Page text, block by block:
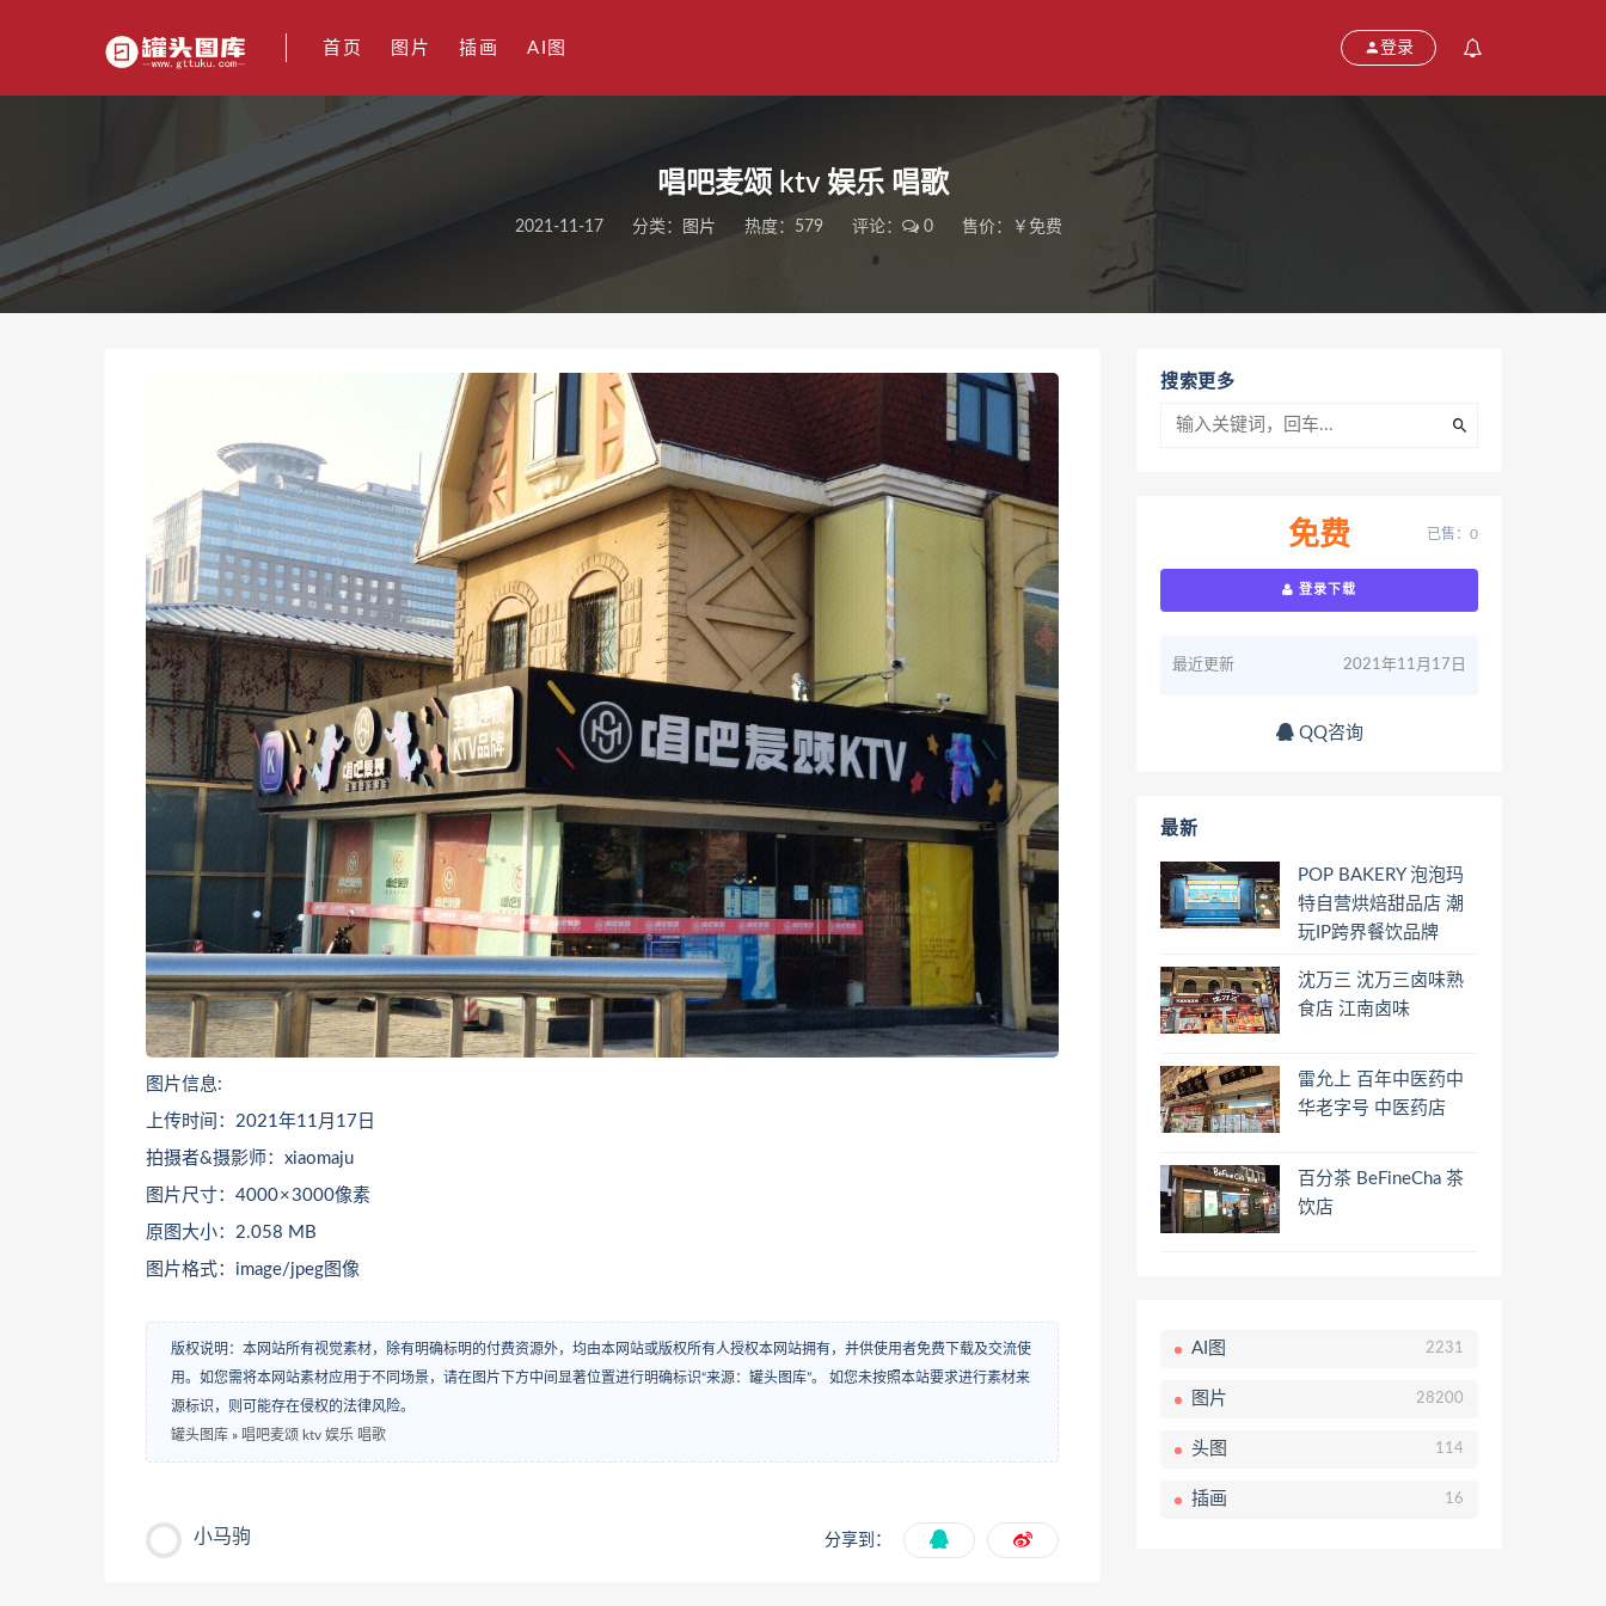
首页 图片 插画 AI图 登录
唱吧麦颂 ktv 娱乐 唱歌
2021-11-17 分类： 图片 热度：579 评论： 0 售价：￥免费
图片信息:
上传时间：2021年11月17日
拍摄者&摄影师：xiaomaju
图片尺寸：4000 × 3000像素
原图大小：2.058 MB
图片格式：image/jpeg图像
版权说明：本网站所有视觉素材，除有明确标明的付费资源外，均由本网站或版权所有人授权本网站拥有，并供使用者免费下载及交流使
用。如您需将本网站素材应用于不同场景，请在图片下方中间显著位置进行明确标识“来源：罐头图库”。 如您未按照本站要求进行素材来
源标识，则可能存在侵权的法律风险。
罐头图库 » 唱吧麦颂 ktv 娱乐 唱歌
小马驹 分享到：
搜索更多
免费 已售：0
登录下载
最近更新 2021年11月17日
QQ咨询
最新
POP BAKERY 泡泡玛
特自营烘焙甜品店 潮
玩IP跨界餐饮品牌
沈万三 沈万三卤味熟
食店 江南卤味
雷允上 百年中医药中
华老字号 中医药店
百分茶 BeFineCha 茶
饮店
AI图 2231
图片 28200
头图 114
插画 16